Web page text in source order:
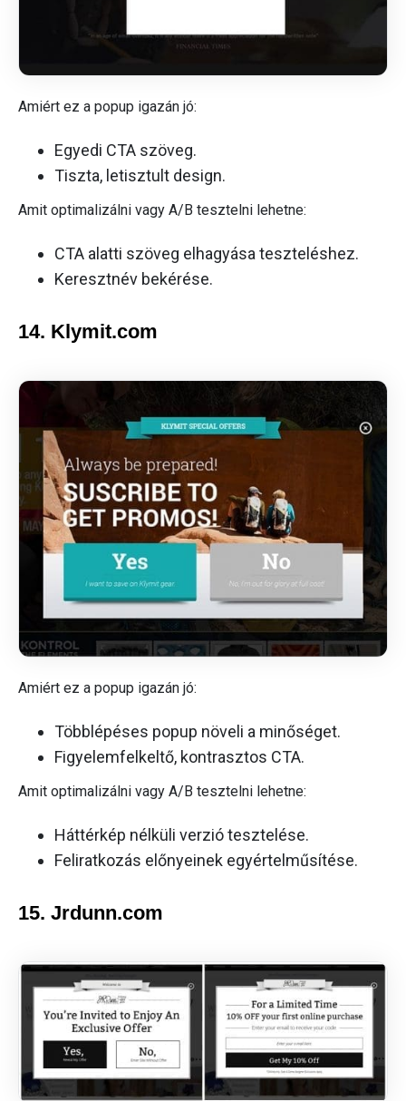
Amiért ez a popup igazán jó:
Egyedi CTA szöveg.
Tiszta, letisztult design.
Amit optimalizálni vagy A/B tesztelni lehetne:
CTA alatti szöveg elhagyása teszteléshez.
Keresztnév bekérése.
14. Klymit.com
Amiért ez a popup igazán jó:
Többlépéses popup növeli a minőséget.
Figyelemfelkeltő, kontrasztos CTA.
Amit optimalizálni vagy A/B tesztelni lehetne:
Háttérkép nélküli verzió tesztelése.
Feliratkozás előnyeinek egyértelműsítése.
15. Jrdunn.com